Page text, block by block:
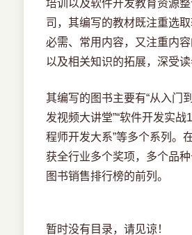
培训以及软件开发教育资源
司，其编写的教材既注重选
必需、常用内容，又注重内
以及相关知识的拓展，深受读
其编写的图书主要有“从入门
发视频大讲堂”“软件开发实战
程师开发大系”等多个系列。
获全行业多个奖项，多个品
图书销售排行榜的前列。
暂时没有目录，请见谅！